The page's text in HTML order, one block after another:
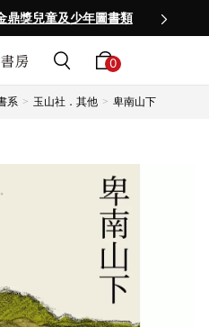
童及少年圖書類
0
系 玉山社．其他 卑南山下